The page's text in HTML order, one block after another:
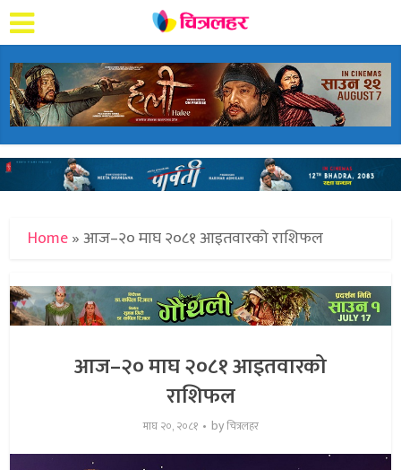
Home»आज–२० माघ २०८१ आइतवारको राशिफल
आज–२० माघ २०८१ आइतवारको
राशिफल
माघ २०, २०८१ byचित्रलहर